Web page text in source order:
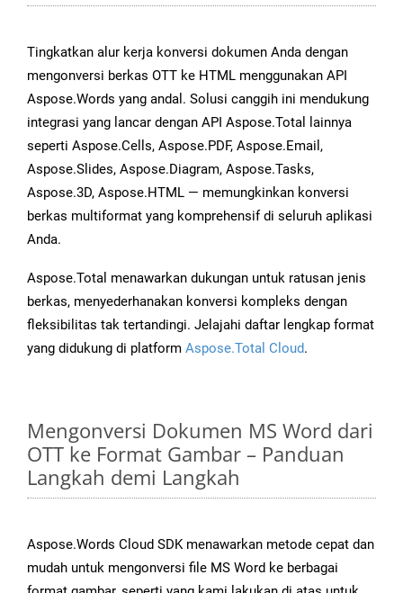
Tingkatkan alur kerja konversi dokumen Anda dengan
mengonversi berkas OTT ke HTML menggunakan API
Aspose.Words yang andal. Solusi canggih ini mendukung
integrasi yang lancar dengan API Aspose.Total lainnya
seperti Aspose.Cells, Aspose.PDF, Aspose.Email,
Aspose.Slides, Aspose.Diagram, Aspose.Tasks,
Aspose.3D, Aspose.HTML — memungkinkan konversi
berkas multiformat yang komprehensif di seluruh aplikasi
Anda.
Aspose.Total menawarkan dukungan untuk ratusan jenis
berkas, menyederhanakan konversi kompleks dengan
fleksibilitas tak tertandingi. Jelajahi daftar lengkap format
yang didukung di platform Aspose.Total Cloud.
Mengonversi Dokumen MS Word dari
OTT ke Format Gambar – Panduan
Langkah demi Langkah
Aspose.Words Cloud SDK menawarkan metode cepat dan
mudah untuk mengonversi file MS Word ke berbagai